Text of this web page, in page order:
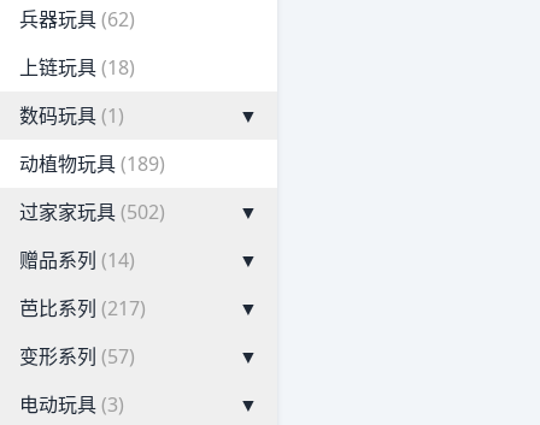
兵器玩具(62)
上链玩具(18)
数码玩具(1)
▼
动植物玩具(189)
过家家玩具(502)
▼
赠品系列 (14)
▼
芭比系列 (217)
▼
变形系列 (57)
▼
电动玩具(3)
▼